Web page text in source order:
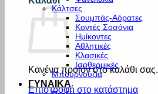
Κανένα προϊόν στο καλάθι σας.
Επιστροφή στο κατάστημα
Κάλτσες
Σουμπάς-Αόρατες
Κοντές Σοσόνια
Ημίκοντες
Αθλητικές
Κλασικές
Ισοθερμικές
Μπουρνούζια
ΓΥΝΑΙΚΑ